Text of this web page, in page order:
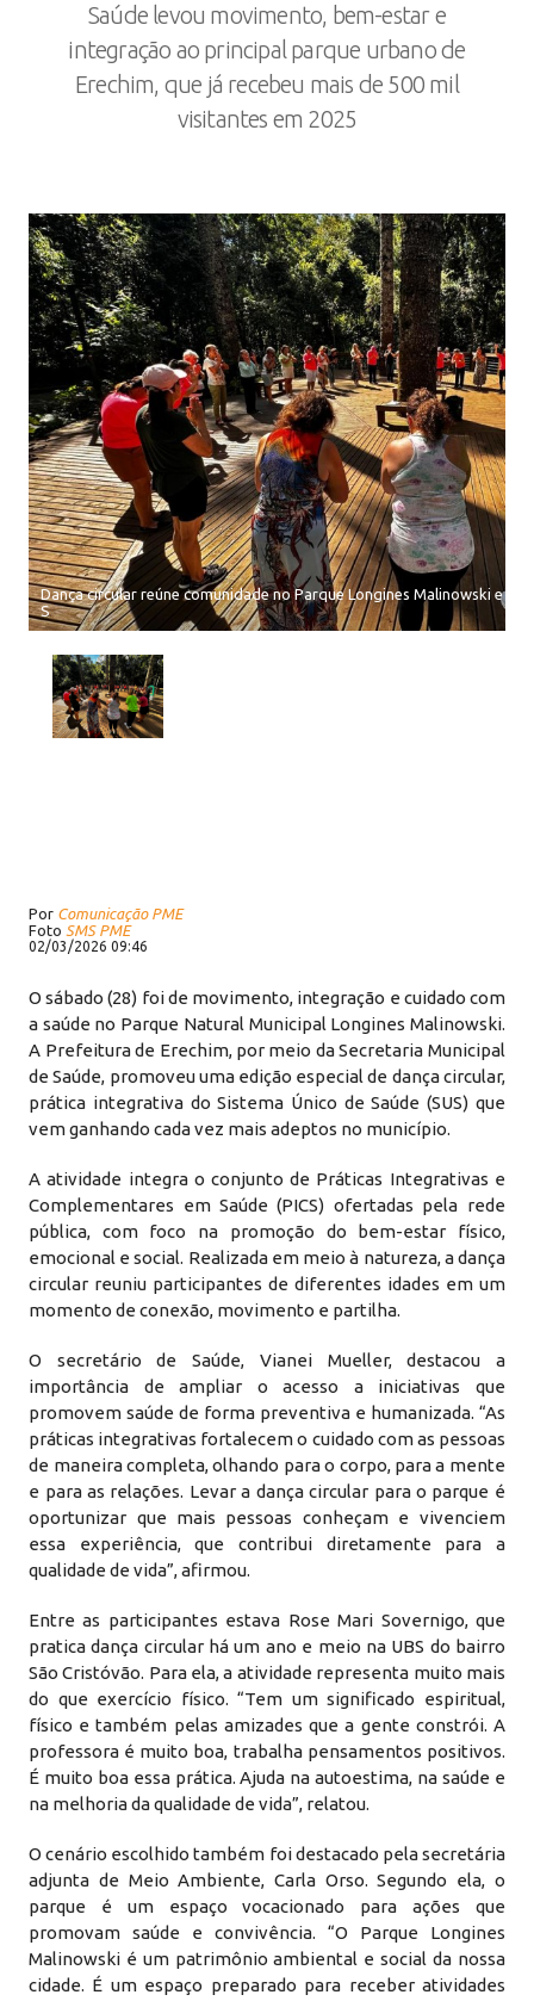
Saúde levou movimento, bem-estar e
integração ao principal parque urbano de
Erechim, que já recebeu mais de 500 mil
visitantes em 2025
Dança circular reúne comunidade no Parque Longines Malinowski e
S
Por Comunicação PME
Foto SMS PME
02/03/2026 09:46
O sábado (28) foi de movimento, integração e cuidado com
a saúde no Parque Natural Municipal Longines Malinowski.
A Prefeitura de Erechim, por meio da Secretaria Municipal
de Saúde, promoveu uma edição especial de dança circular,
prática integrativa do Sistema Único de Saúde (SUS) que
vem ganhando cada vez mais adeptos no município.
A atividade integra o conjunto de Práticas Integrativas e
Complementares em Saúde (PICS) ofertadas pela rede
pública, com foco na promoção do bem-estar físico,
emocional e social. Realizada em meio à natureza, a dança
circular reuniu participantes de diferentes idades em um
momento de conexão, movimento e partilha.
O secretário de Saúde, Vianei Mueller, destacou a
importância de ampliar o acesso a iniciativas que
promovem saúde de forma preventiva e humanizada. “As
práticas integrativas fortalecem o cuidado com as pessoas
de maneira completa, olhando para o corpo, para a mente
e para as relações. Levar a dança circular para o parque é
oportunizar que mais pessoas conheçam e vivenciem
essa experiência, que contribui diretamente para a
qualidade de vida”, afirmou.
Entre as participantes estava Rose Mari Sovernigo, que
pratica dança circular há um ano e meio na UBS do bairro
São Cristóvão. Para ela, a atividade representa muito mais
do que exercício físico. “Tem um significado espiritual,
físico e também pelas amizades que a gente constrói. A
professora é muito boa, trabalha pensamentos positivos.
É muito boa essa prática. Ajuda na autoestima, na saúde e
na melhoria da qualidade de vida”, relatou.
O cenário escolhido também foi destacado pela secretária
adjunta de Meio Ambiente, Carla Orso. Segundo ela, o
parque é um espaço vocacionado para ações que
promovam saúde e convivência. “O Parque Longines
Malinowski é um patrimônio ambiental e social da nossa
cidade. É um espaço preparado para receber atividades